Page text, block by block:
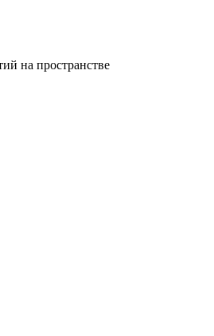
на пространстве